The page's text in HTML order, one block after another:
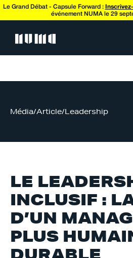
Le Grand Débat - Capsule Forward :
événement NUMA le 29
Média/Article/Leadership
LE
INCLUSIF :
D’UN
PLUS